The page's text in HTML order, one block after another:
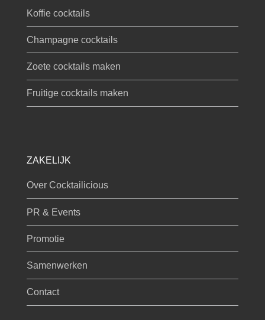
Koffie cocktails
Champagne cocktails
Zoete cocktails maken
Fruitige cocktails maken
ZAKELIJK
Over Cocktailicious
PR & Events
Promotie
Samenwerken
Contact